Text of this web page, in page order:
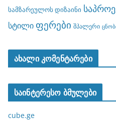
სამზარეულოს დიზაინი
სტილი ფერები შპალერი
ახალი კომენტარები
საინტერესო ბმულები
cube.ge